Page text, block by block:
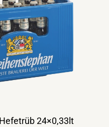
24×0,33lt